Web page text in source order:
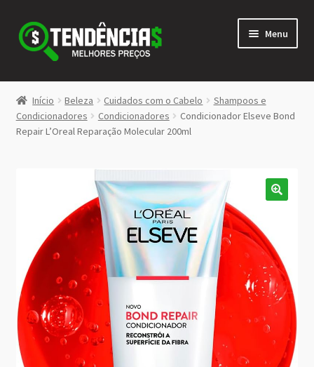
Pular
para
navegação
Pular
para
conteúdo
Menu
LOJA
<>
Início Beleza Cuidados com o Cabelo
Shampoos e
Condicionadores
Condicionadores
Condicionador Elseve Bond
Repair L’Oreal Reparação Molecular 200ml